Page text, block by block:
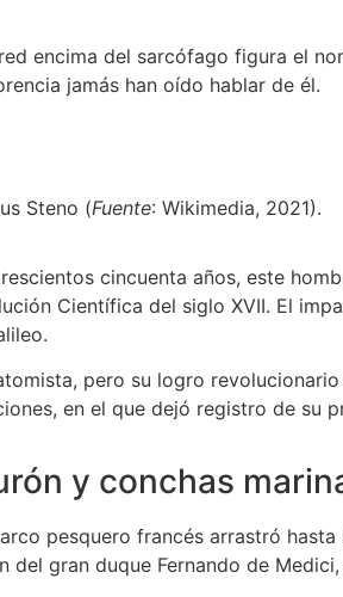
encima del sarcófago figura el
jamás han oído hablar de él.
Steno (Fuente: Wikimedia, 2021).
cincuenta años, este
Científica del siglo XVII. El
pero su logro
en el que dejó registro de su
y conchas
pesquero francés arrastró
del gran duque Fernando de